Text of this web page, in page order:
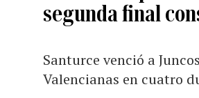
segunda final
Santurce venció a
Valencianas en cuatro